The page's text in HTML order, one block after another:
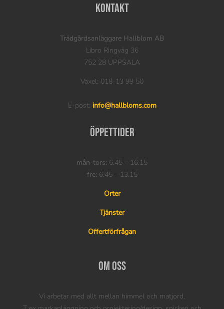
Kontakt
Trädgårdsanläggare Hallblom AB
Libro Ringväg 36
752 28 UPPSALA
Växel: 018-13 99 50
E-post: info@hallbloms.com
Öppettider
mån-tors: 6.45 – 16.15
fre: 6.45 – 13.15
Orter
Tjänster
Offertförfrågan
Om oss
Vi arbetar med allt mellan himmel och matjord.